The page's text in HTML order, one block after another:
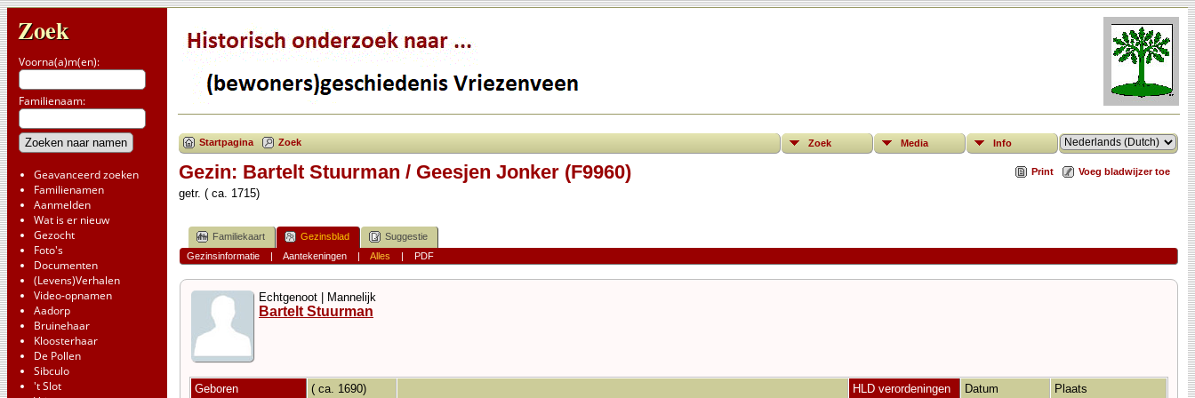
Zoek
Voorna(a)m(en):
Familienaam:
Geavanceerd zoeken
Familienamen
Aanmelden
Wat is er nieuw
Gezocht
Foto's
Documenten
(Levens)Verhalen
Video-opnamen
Aadorp
Bruinehaar
Kloosterhaar
De Pollen
Sibculo
't Slot
Startpagina Zoek Zoek Media Info
Print Voeg bladwijzer toe
Gezin: Bartelt Stuurman / Geesjen Jonker (F9960)
getr. ( ca. 1715)
Familiekaart Gezinsblad
Suggestie
Gezinsinformatie| Aantekeningen| Alles | PDF
Echtgenoot | Mannelijk
Bartelt Stuurman
Geboren ( ca. 1690) HLD verordeningen Datum
Plaats